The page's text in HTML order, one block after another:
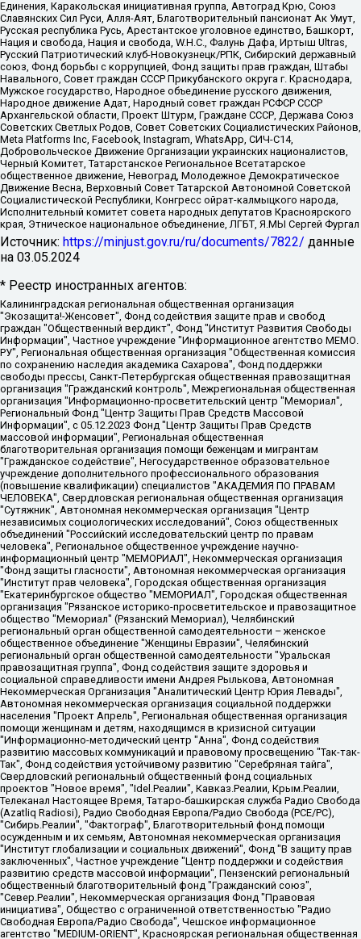
Единения, Каракольская инициативная группа, Автоград Крю, Союз
Славянских Сил Руси, Алля-Аят, Благотворительный пансионат Ак Умут,
Русская республика Русь, Арестантское уголовное единство, Башкорт,
Нация и свобода, Нация и свобода, W.H.С., Фалунь Дафа, Иртыш Ultras,
Русский Патриотический клуб-Новокузнецк/РПК, Сибирский державный
союз, Фонд борьбы с коррупцией, Фонд защиты прав граждан, Штабы
Навального, Совет граждан СССР Прикубанского округа г. Краснодара,
Мужское государство, Народное объединение русского движения,
Народное движение Адат, Народный совет граждан РСФСР СССР
Архангельской области, Проект Штурм, Граждане СССР, Держава Союз
Советских Светлых Родов, Совет Советских Социалистических Районов,
Meta Platforms Inc, Facebook, Instagram, WhatsApp, СИЧ-С14,
Добровольческое Движение Организации украинских националистов,
Черный Комитет, Татарстанское Региональное Всетатарское
общественное движение, Невоград, Молодежное Демократическое
Движение Весна, Верховный Совет Татарской Автономной Советской
Социалистической Республики, Конгресс ойрат-калмыцкого народа,
Исполнительный комитет совета народных депутатов Красноярского
края, Этническое национальное объединение, ЛГБТ, Я.МЫ Сергей Фургал
Источник: https://minjust.gov.ru/ru/documents/7822/ данные
на 03.05.2024
* Реестр иностранных агентов:
Калининградская региональная общественная организация "Экозащита!-Женсовет", Фонд содействия защите прав и свобод граждан "Общественный вердикт", Фонд "Институт Развития Свободы Информации", Частное учреждение "Информационное агентство МЕМО. РУ", Региональная общественная организация "Общественная комиссия по сохранению наследия академика Сахарова", Фонд поддержки свободы прессы, Санкт-Петербургская общественная правозащитная организация "Гражданский контроль", Межрегиональная общественная организация "Информационно-просветительский центр "Мемориал", Региональный Фонд "Центр Защиты Прав Средств Массовой Информации", с 05.12.2023 Фонд "Центр Защиты Прав Средств массовой информации", Региональная общественная благотворительная организация помощи беженцам и мигрантам "Гражданское содействие", Негосударственное образовательное учреждение дополнительного профессионального образования (повышение квалификации) специалистов "АКАДЕМИЯ ПО ПРАВАМ ЧЕЛОВЕКА", Свердловская региональная общественная организация "Сутяжник", Автономная некоммерческая организация "Центр независимых социологических исследований", Союз общественных объединений "Российский исследовательский центр по правам человека", Региональное общественное учреждение научно-информационный центр "МЕМОРИАЛ", Некоммерческая организация "Фонд защиты гласности", Автономная некоммерческая организация "Институт прав человека", Городская общественная организация "Екатеринбургское общество "МЕМОРИАЛ", Городская общественная организация "Рязанское историко-просветительское и правозащитное общество "Мемориал" (Рязанский Мемориал), Челябинский региональный орган общественной самодеятельности – женское общественное объединение "Женщины Евразии", Челябинский региональный орган общественной самодеятельности "Уральская правозащитная группа", Фонд содействия защите здоровья и социальной справедливости имени Андрея Рылькова, Автономная Некоммерческая Организация "Аналитический Центр Юрия Левады", Автономная некоммерческая организация социальной поддержки населения "Проект Апрель", Региональная общественная организация помощи женщинам и детям, находящимся в кризисной ситуации "Информационно-методический центр "Анна", Фонд содействия развитию массовых коммуникаций и правовому просвещению "Так-так-Так", Фонд содействия устойчивому развитию "Серебряная тайга", Свердловский региональный общественный фонд социальных проектов "Новое время", "Idel.Реалии", Кавказ.Реалии, Крым.Реалии, Телеканал Настоящее Время, Татаро-башкирская служба Радио Свобода (Azatliq Radiosi), Радио Свободная Европа/Радио Свобода (PCE/PC), "Сибирь.Реалии", "Фактограф", Благотворительный фонд помощи осужденным и их семьям, Автономная некоммерческая организация "Институт глобализации и социальных движений", Фонд "В защиту прав заключенных", Частное учреждение "Центр поддержки и содействия развитию средств массовой информации", Пензенский региональный общественный благотворительный фонд "Гражданский союз", "Север.Реалии", Некоммерческая организация Фонд "Правовая инициатива", Общество с ограниченной ответственностью "Радио Свободная Европа/Радио Свобода", Чешское информационное агентство "MEDIUM-ORIENT", Красноярская региональная общественная организация "Мы против СПИДа", Камалягин Денис Николаевич, Маркелов Сергей Евгеньевич, Пономарев Лев Александрович, Савицкая Людмила Алексеевна, Автономная некоммерческая организация "Центр по работе с проблемой насилия "НАСИЛИЮ.НЕТ", Межрегиональный профессиональный союз работников здравоохранения "Альянс врачей", Юридическое лицо, зарегистрированное в Латвийской Республике, SIA "Medusa Project" (регистрационный номер 40103797863, дата регистрации 10.06.2014), Некоммерческая организация "Фонд по борьбе с коррупцией", Автономная некоммерческая организация "Институт права и публичной политики", Баданин Роман Сергеевич, Гликин Максим Александрович, Железнова Мария Михайловна, Лукьянова Юлия Сергеевна, Маетная Елизавета Витальевна, Маняхин Петр Борисович, Чуракова Ольга Владимировна, Ярош Юлия Петровна, Юридическое лицо "The Insider SIA", зарегистрированное в Риге, Латвийская Республика (дата регистрации 26.06.2015), являющееся администратором доменного имени интернет-издания "The Insider SIA", https://theins.ru, Постернак Алексей Евгеньевич, Рубин Михаил Аркадьевич, Анин Роман Александрович, Юридическое лицо Istories fonds, зарегистрированное в Латвийской Республике (регистрационный номер 50008295751, дата регистрации 24.02.2020), Великовский Дмитрий Александрович, Долинина Ирина Николаевна, Мароховская Алеся Алексеевна, Шлейнов Роман Юрьевич, Шмагун Олеся Валентиновна, Общество с ограниченной ответственностью "Альтаир 2021", Общество с ограниченной ответственностью "Вега 2021", Общество с ограниченной ответственностью "Главный редактор 2021", Общество с ограниченной ответственностью "Ромашки монолит", Важенков Артем Валерьевич, Ивановская областная общественная организация "Центр гендерных исследований", Гурман Юрий Альбертович, Медиапроект "ОВД-Инфо", Егоров Владимир Владимирович, Жилинский Владимир Александрович, Общество с ограниченной ответственностью "ЗП", Иванова София Юрьевна, Карезина Инна Павловна, Кильтау Екатерина Викторовна, Петров Алексей Викторович, Пискунов Сергей Евгеньевич, Смирнов Сергей Сергеевич, Тихонов Михаил Сергеевич, Общество с ограниченной ответственностью "ЖУРНАЛИСТ-ИНОСТРАННЫЙ АГЕНТ", Арапова Галина Юрьевна, Вольтская Татьяна Анатольевна, Американская компания "Mason G.E.S. Anonymous Foundation" (США), являющаяся владельцем интернет-издания https://mnews.world/, Компания "Stichting Bellingcat", зарегистрированная в Нидерландах (дата регистрации 11.07.2018), Захаров Андрей Вячеславович, Клепиковская Екатерина Дмитриевна, Общество с ограниченной ответственностью "МЕМО", Перл Роман Александрович, Симонов Евгений Алексеевич, Соловьева Елена Анатольевна, Сотников Даниил Владимирович, Сурначева Елизавета Дмитриевна, Автономная некоммерческая организация по защите прав человека и информированию населения "Якутия – Наше Мнение", Общество с ограниченной ответственностью "Москоу диджитал медиа", с 26.01.2023 Общество с ограниченной ответственностью "Чайка Белые сады", Ветошкина Валерия Валерьевна, Заговора Максим Александрович, Межрегиональное общественное движение "Российская ЛГБТ - сеть", Оленичев Максим Владимирович, Павлов Иван Юрьевич, Скворцова Елена Сергеевна, Общество с ограниченной ответственностью "Как бы инагент", Кочетков Игорь Викторович, Общество с ограниченной ответственностью "Честные выборы", Еланчик Олег Александрович, Общество с ограниченной ответственностью "Нобелевский призыв", Гималова Регина Эмилевна, Григорьев Андрей Валерьевич, Григорьева Алина Александровна, Ассоциация по содействию защите прав призывников, альтернативнослужащих и военнослужащих "Правозащитная группа "Гражданин.Армия.Право", Хисамова Регина Фаритовна, Автономная некоммерческая организация по реализации социально-правовых программ "Лилит", Дальневосточное общественное движение "Маяк", Санкт-Петербургская ЛГБТ-инициативная группа "Выход", Инициативная группа ЛГБТ+ "Реверс", Алексеев Андрей Викторович, Бекбулатова Таисия Львовна, Беляев Иван Михайлович, Владыкина Елена Сергеевна, Гельман Марат Александрович, Никульшина Вероника Юрьевна, Толоконникова Надежда Андреевна, Шендерович Виктор Анатольевич, Общество с ограниченной ответственностью "Данное сообщение", Общество с ограниченной ответственностью Издательский дом "Новая глава", Айнбиндер Александра Александровна, Московский комьюнити-центр для ЛГБТ+инициатив, Благотворительный фонд развития филантропии, Deutsche Welle (Германия, Kurt-Schumacher-Strasse 3, 53113 Bonn), Борзунова Мария Михайловна, Воробьев Виктор Викторович, Голубева Анна Львовна, Константинова Алла Михайловна, Малкова Ирина Владимировна, Мурадов Мурад Абдулгалимович, Осетинская Елизавета Николаевна, Понасенков Евгений Николаевич, Ганапольский Матвей Юрьевич, Киселев Евгений Алексеевич, Борухович Ирина Григорьевна, Дремин Иван Тимофеевич, Дубровский Дмитрий Викторович, Красноярская региональная общественная организация поддержки и развития альтернативных образовательных технологий и межкультурных коммуникаций "ИНТЕРРА", Маяковская Екатерина Алексеевна, Фейгин Марк Захарович, Филимонов Андрей Викторович, Дзугкоева Регина Николаевна, Доброхотов Роман Александрович, Дудь Юрий Александрович, Елкин Сергей Владимирович, Кругликов Кирилл Игоревич, Сабунаева Мария Леонидовна, Семенов Алексей Владимирович, Шаинян Карен Багратович, Шульман Екатерина Михайловна, Асафьев Артур Валерьевич, Вахштайн Виктор Семенович, Венедиктов Алексей Алексеевич, Лушникова Екатерина Евгеньевна, Волков Леонид Михайлович, Невзоров Александр Глебович, Пархоменко Сергей Борисович, Сироткин Ярослав Николаевич, Кара-Мурза Владимир Владимирович, Баранова Наталья Владимировна, Гозман Леонид Яковлевич, Кагарлицкий Борис Юльевич, Климарев Михаил Валерьевич, Милов Владимир Станиславович, Автономная некоммерческая организация Краснодарский центр современного искусства "Типография", Моргенштерн Алишер Тагирович, Соболь Любовь Эдуардовна, Общество с ограниченной ответственностью "ЛИЗА НОРМ", Каспаров Гарри Кимович, Ходорковский Михаил Борисович, Общество с ограниченной ответственностью "Апрельские тезисы", Данилович Ирина Брониславовна, Кашин Олег Владимирович, Петров Николай Владимирович, Пивоваров Алексей Владимирович, Соколов Михаил Владимирович, Цветкова Юлия Владимировна, Чичваркин Евгений Александрович, Комитет против пыток/Команда против пыток, Общество с ограниченной ответственностью "Первый научный", Общество с ограниченной ответственностью "Вертолет и ко", Белоцерковская Вероника Борисовна, Кац Максим Евгеньевич, Лазарева Татьяна Юрьевна, Шаведдинов Руслан Табризович, Яшин Илья Валерьевич, Общество с ограниченной ответственностью "Иноагент ААВ", Алешковский Дмитрий Петрович, Альбац Евгения Марковна, Быков Дмитрий Львович, Галямина Юлия Евгеньевна, Лойко Сергей Леонидович, Мартынов Кирилл Константинович, Медведев Сергей Александрович, Крашенинников Федор Геннадиевич, Гордеева Катерина Вл